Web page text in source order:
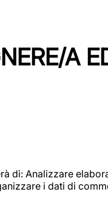
A
di: Analizzare
i dati di